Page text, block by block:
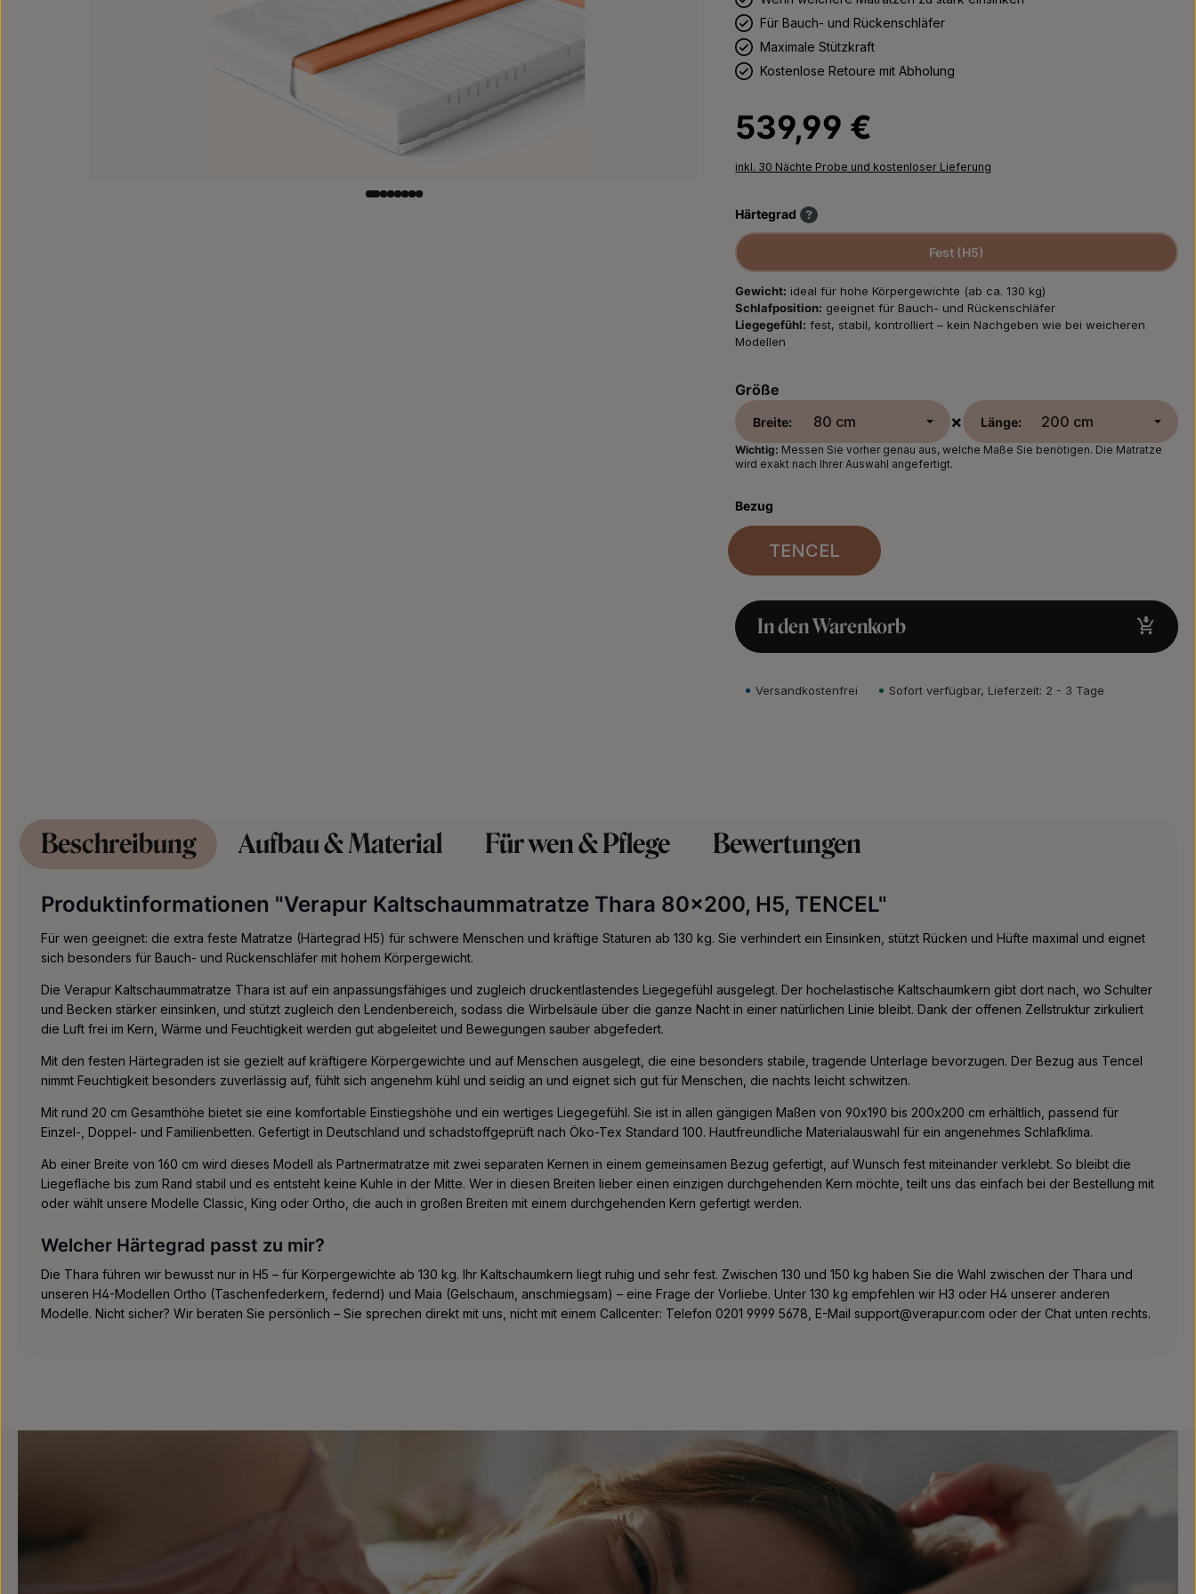
Für Bauch- und Rückenschläfer
Maximale Stützkraft
Kostenlose Retoure mit Abholung
Regulärer Preis:
539,99 €
inkl. 30 Nächte Probe und kostenloser Lieferung
Bezug
TENCEL
Größe
Breite: × Länge:
Wichtig: Messen Sie vorher genau aus, welche Maße Sie benötigen. Die Matratze
wird exakt nach Ihrer Auswahl angefertigt.
Härtegrad
Fest (H5)
Gewicht: ideal für hohe Körpergewichte (ab ca. 130 kg)
Schlafposition: geeignet für Bauch- und Rückenschläfer
Liegegefühl: fest, stabil, kontrolliert – kein Nachgeben wie bei weicheren
Modellen
In den Warenkorb
Versandkostenfrei Sofort verfügbar, Lieferzeit: 2 - 3 Tage
Beschreibung Aufbau & Material Für wen & Pflege Bewertungen
Produktinformationen "Verapur Kaltschaummatratze Thara 80x200, H5, TENCEL"
Für wen geeignet: die extra feste Matratze (Härtegrad H5) für schwere Menschen und kräftige Staturen ab 130 kg. Sie verhindert ein Einsinken, stützt Rücken und Hüfte maximal und eignet
sich besonders für Bauch- und Rückenschläfer mit hohem Körpergewicht.
Die Verapur Kaltschaummatratze Thara ist auf ein anpassungsfähiges und zugleich druckentlastendes Liegegefühl ausgelegt. Der hochelastische Kaltschaumkern gibt dort nach, wo Schulter
und Becken stärker einsinken, und stützt zugleich den Lendenbereich, sodass die Wirbelsäule über die ganze Nacht in einer natürlichen Linie bleibt. Dank der offenen Zellstruktur zirkuliert
die Luft frei im Kern, Wärme und Feuchtigkeit werden gut abgeleitet und Bewegungen sauber abgefedert.
Mit den festen Härtegraden ist sie gezielt auf kräftigere Körpergewichte und auf Menschen ausgelegt, die eine besonders stabile, tragende Unterlage bevorzugen. Der Bezug aus Tencel
nimmt Feuchtigkeit besonders zuverlässig auf, fühlt sich angenehm kühl und seidig an und eignet sich gut für Menschen, die nachts leicht schwitzen.
Mit rund 20 cm Gesamthöhe bietet sie eine komfortable Einstiegshöhe und ein wertiges Liegegefühl. Sie ist in allen gängigen Maßen von 90x190 bis 200x200 cm erhältlich, passend für
Einzel-, Doppel- und Familienbetten. Gefertigt in Deutschland und schadstoffgeprüft nach Öko-Tex Standard 100. Hautfreundliche Materialauswahl für ein angenehmes Schlafklima.
Ab einer Breite von 160 cm wird dieses Modell als Partnermatratze mit zwei separaten Kernen in einem gemeinsamen Bezug gefertigt, auf Wunsch fest miteinander verklebt. So bleibt die
Liegefläche bis zum Rand stabil und es entsteht keine Kuhle in der Mitte. Wer in diesen Breiten lieber einen einzigen durchgehenden Kern möchte, teilt uns das einfach bei der Bestellung mit
oder wählt unsere Modelle Classic, King oder Ortho, die auch in großen Breiten mit einem durchgehenden Kern gefertigt werden.
Welcher Härtegrad passt zu mir?
Die Thara führen wir bewusst nur in H5 – für Körpergewichte ab 130 kg. Ihr Kaltschaumkern liegt ruhig und sehr fest. Zwischen 130 und 150 kg haben Sie die Wahl zwischen der Thara und
unseren H4-Modellen Ortho (Taschenfederkern, federnd) und Maia (Gelschaum, anschmiegsam) – eine Frage der Vorliebe. Unter 130 kg empfehlen wir H3 oder H4 unserer anderen
Modelle. Nicht sicher? Wir beraten Sie persönlich – Sie sprechen direkt mit uns, nicht mit einem Callcenter: Telefon 0201 9999 5678, E-Mail support@verapur.com oder der Chat unten rechts.